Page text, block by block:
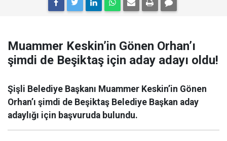
Muammer Keskin’in Gönen Orhan’ı
şimdi de Beşiktaş için aday adayı oldu!
Şişli Belediye Başkanı Muammer Keskin’in Gönen
Orhan’ı şimdi de Beşiktaş Belediye Başkan aday
adaylığı için başvuruda bulundu.